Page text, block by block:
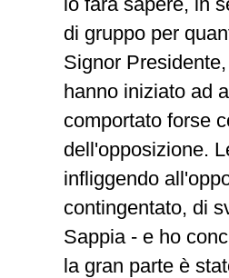
di gruppo per
Signor
hanno iniziato ad
comportato forse
dell'opposizione.
infliggendo
contingentato, di
Sappia - e ho
la gran parte è